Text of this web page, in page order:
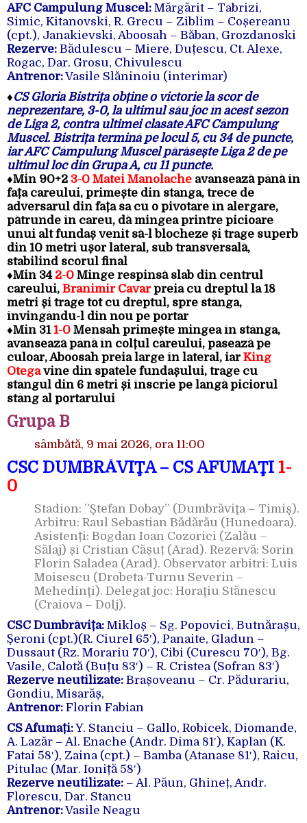
AFC Câmpulung Muscel: Mărgărit – Tabrizi,
Simic, Kitanovski, R. Grecu – Ziblim – Coșereanu
(cpt.), Janakievski, Aboosah – Băban, Grozdanoski
Rezerve: Bădulescu – Miere, Duțescu, Ct. Alexe,
Rogac, Dar. Grosu, Chivulescu
Antrenor:Vasile Slăninoiu (interimar)
♦CS Gloria Bistrița obține o victorie la scor de
neprezentare, 3-0, la ultimul său joc în acest sezon
de Liga 2, contra ultimei clasate AFC Câmpulung
Muscel. Bistrița termină pe locul 5, cu 34 de puncte,
iar AFC Câmpulung Muscel părăsește Liga 2 de pe
ultimul loc din Grupa A, cu 11 puncte.
♦Min 90+2 3-0 Matei Manolache avansează până în
fața careului, primește din stânga, trece de
adversarul din fața sa cu o pivotare în alergare,
pătrunde în careu, dă mingea printre picioare
unui alt fundaș venit să-l blocheze și trage superb
din 10 metri ușor lateral, sub transversală,
stabilind scorul final
♦Min 34 2-0 Minge respinsă slab din centrul
careului, Branimir Cavarpreia cu dreptul la 18
metri și trage tot cu dreptul, spre stânga,
învingându-l din nou pe portar
♦Min 311-0 Mensah primește mingea în stânga,
avansează până în colțul careului, pasează pe
culoar, Aboosah preia large în lateral, iarKing
Otegavine din spatele fundașului, trage cu
stângul din 6 metri și înscrie pe lângă piciorul
stâng al portarului
Grupa B
sâmbătă, 9 mai 2026, ora 11:00
CSC DUMBRĂVIŢA – CS AFUMAŢI 1-
0
Stadion: ”Ştefan Dobay” (Dumbrăviţa – Timiş).
Arbitru: Raul Sebastian Bădărău (Hunedoara).
Asistenți: Bogdan Ioan Cozorici (Zalău –
Sălaj) și Cristian Cășuț (Arad). Rezervă: Sorin
Florin Saladea (Arad). Observator arbitri: Luis
Moisescu (Drobeta-Turnu Severin –
Mehedinţi). Delegat joc: Horaţiu Stănescu
(Craiova – Dolj).
CSC Dumbrăvița: Mikloș – Sg. Popovici, Butnărașu,
Șeroni (cpt.)(R. Ciurel 65′), Panaite, Gladun –
Dussaut (Rz. Morariu 70′), Cibi (Curescu 70′), Bg.
Vasile, Calotă (Buțu 83′) – R. Cristea (Sofran 83′)
Rezerve neutilizate: Brașoveanu – Cr. Pădurariu,
Gondiu, Misarăș,
Antrenor: Florin Fabian
CS Afumați:Y. Stanciu – Gallo, Robicek, Diomande,
A. Lazăr – Al. Enache (Andr. Dima 81′), Kaplan (K.
Fatai 58′), Zaina (cpt.) – Bamba (Atanase 81′), Raicu,
Pitulac (Mar. Ioniță 58′)
Rezerve neutilizate: – Al. Păun, Ghineț, Andr.
Florescu, Dar. Stancu
Antrenor:Vasile Neagu